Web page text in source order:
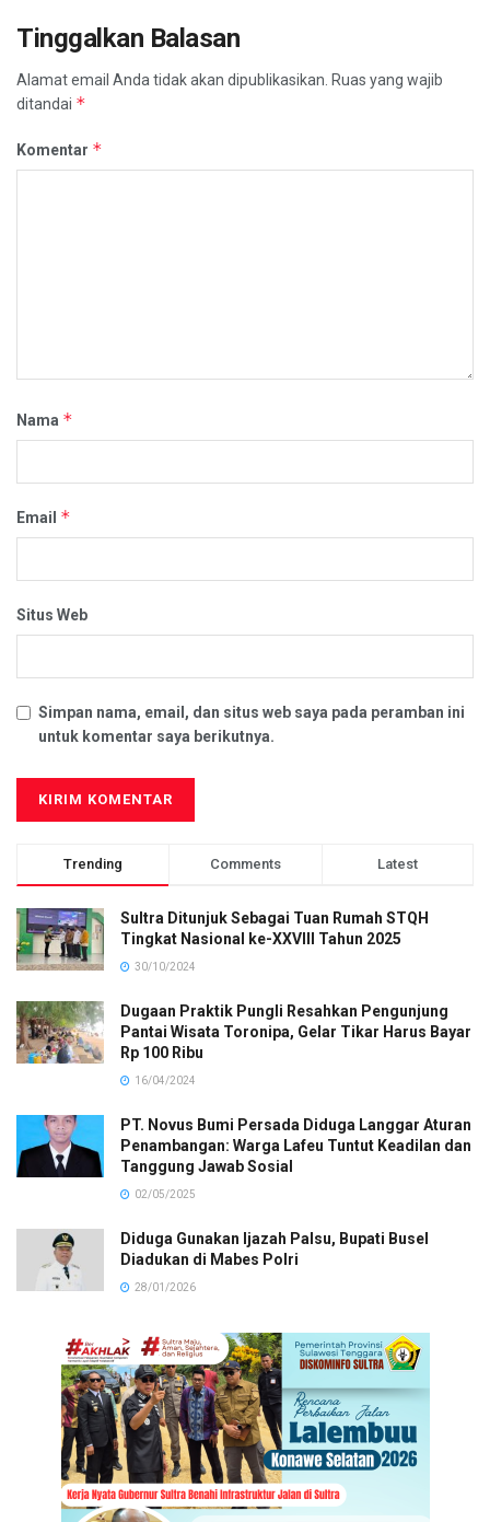
Tinggalkan Balasan
Alamat email Anda tidak akan dipublikasikan. Ruas yang wajib
ditandai *
Komentar *
Nama *
Email *
Situs Web
Simpan nama, email, dan situs web saya pada peramban ini
untuk komentar saya berikutnya.
Trending Comments Latest
Sultra Ditunjuk Sebagai Tuan Rumah STQH
Tingkat Nasional ke-XXVIII Tahun 2025
30/10/2024
Dugaan Praktik Pungli Resahkan Pengunjung
Pantai Wisata Toronipa, Gelar Tikar Harus Bayar
Rp 100 Ribu
16/04/2024
PT. Novus Bumi Persada Diduga Langgar Aturan
Penambangan: Warga Lafeu Tuntut Keadilan dan
Tanggung Jawab Sosial
02/05/2025
Diduga Gunakan Ijazah Palsu, Bupati Busel
Diadukan di Mabes Polri
28/01/2026